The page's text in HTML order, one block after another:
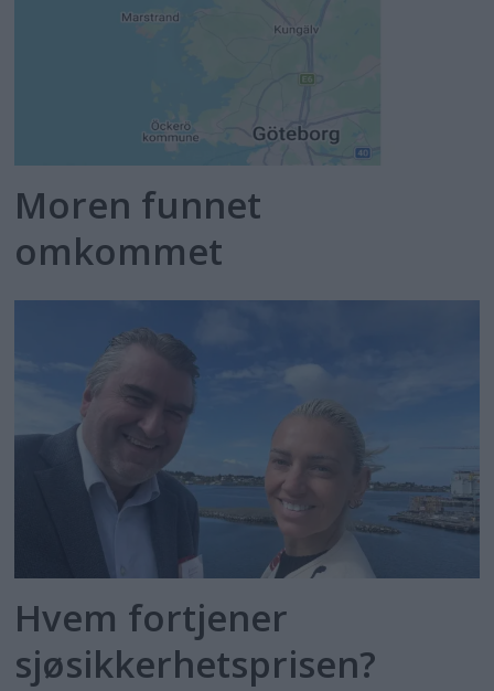
Moren funnet
omkommet
Hvem fortjener
sjøsikkerhetsprisen?